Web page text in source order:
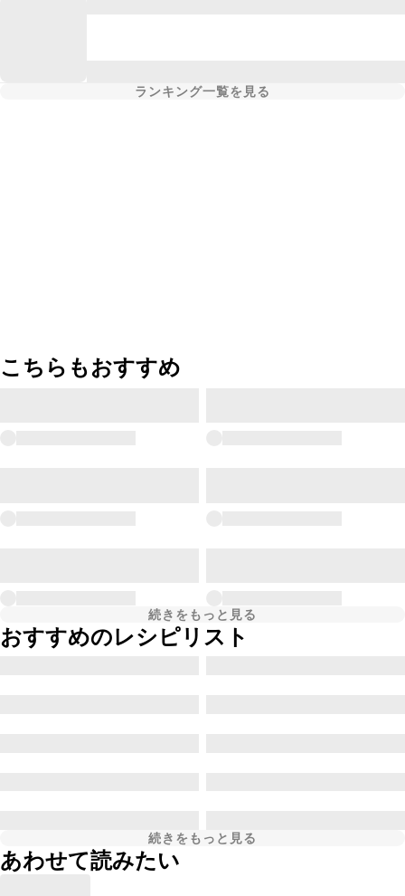
ランキング一覧を見る
こちらもおすすめ
続きをもっと見る
おすすめのレシピリスト
続きをもっと見る
あわせて読みたい